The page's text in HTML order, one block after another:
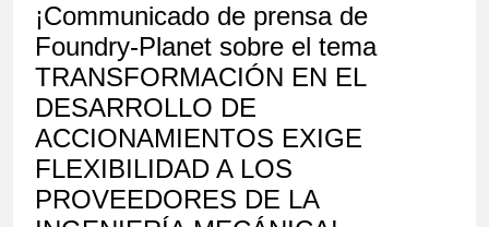
¡Communicado de prensa de
Foundry-Planet sobre el tema
TRANSFORMACIÓN EN EL
DESARROLLO DE
ACCIONAMIENTOS EXIGE
FLEXIBILIDAD A LOS
PROVEEDORES DE LA